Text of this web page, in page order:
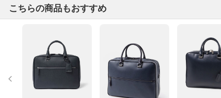
こちらの商品もおすすめ